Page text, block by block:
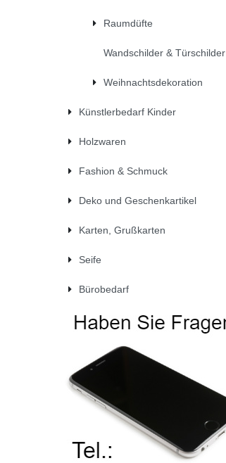
Raumdüfte
Wandschilder & Türschilder
Weihnachtsdekoration
Künstlerbedarf Kinder
Holzwaren
Fashion & Schmuck
Deko und Geschenkartikel
Karten, Grußkarten
Seife
Bürobedarf